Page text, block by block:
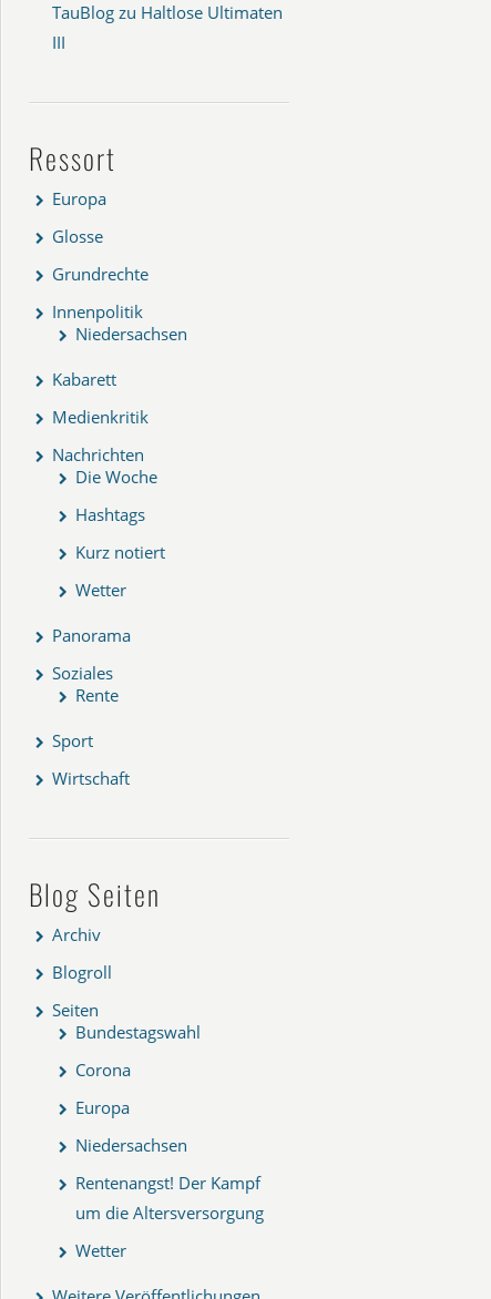
TauBlog zu Haltlose Ultimaten
III
Ressort
Europa
Glosse
Grundrechte
Innenpolitik
Niedersachsen
Kabarett
Medienkritik
Nachrichten
Die Woche
Hashtags
Kurz notiert
Wetter
Panorama
Soziales
Rente
Sport
Wirtschaft
Blog Seiten
Archiv
Blogroll
Seiten
Bundestagswahl
Corona
Europa
Niedersachsen
Rentenangst! Der Kampf
um die Altersversorgung
Wetter